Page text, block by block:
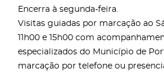
Encerra à segunda-feira.
Visitas guiadas por marcação ao
11h00 e 15h00 com
especializados do Município de
marcação por telefone ou